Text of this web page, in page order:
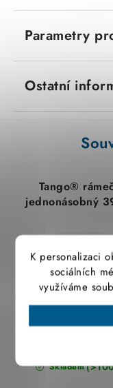
K personalizaci
sociálních
využíváme
Parametry
Ostatní
Tango®
jednonásobný
Skladem